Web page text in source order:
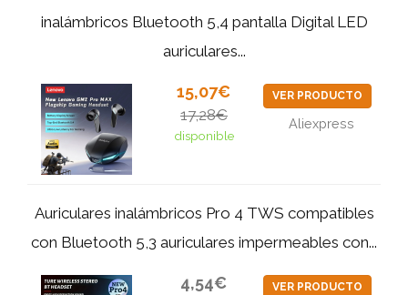
inalámbricos Bluetooth 5,4 pantalla Digital LED
auriculares...
15,07€
17,28€
disponible
VER PRODUCTO
Aliexpress
Auriculares inalámbricos Pro 4 TWS compatibles
con Bluetooth 5,3 auriculares impermeables con...
4,54€ VER PRODUCTO